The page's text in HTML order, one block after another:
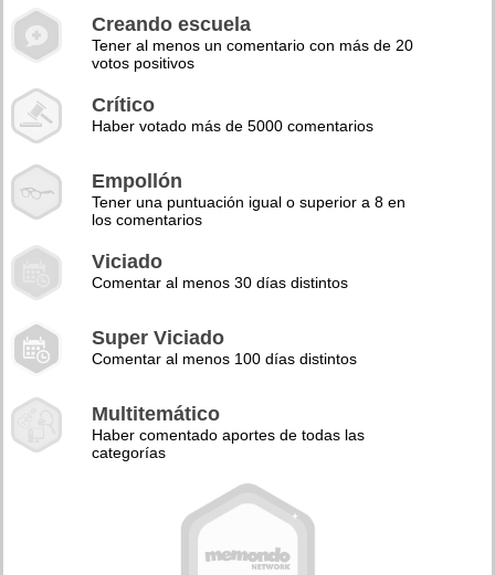
Creando escuela
Tener al menos un comentario con más de 20
votos positivos
Crítico
Haber votado más de 5000 comentarios
Empollón
Tener una puntuación igual o superior a 8 en
los comentarios
Viciado
Comentar al menos 30 días distintos
Super Viciado
Comentar al menos 100 días distintos
Multitemático
Haber comentado aportes de todas las
categorías